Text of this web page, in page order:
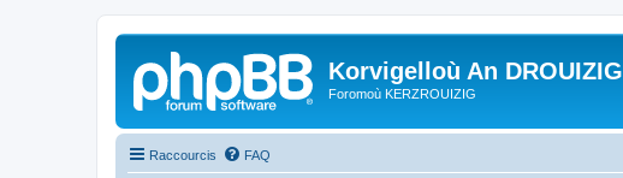
Korvigelloù An DROUIZIG
Foromoù KERZROUIZIG
Raccourcis FAQ